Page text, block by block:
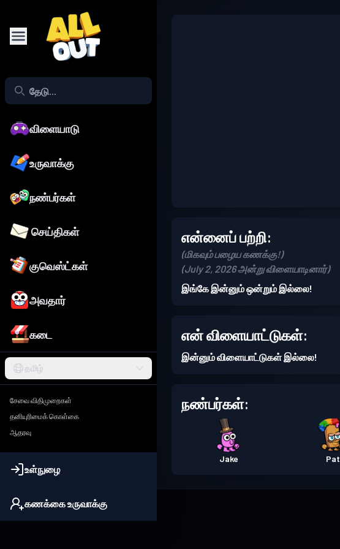
விளையாடு
உருவாக்கு
நண்பர்கள்
செய்திகள்
குவெஸ்ட்கள்
அவதார்
கடை
தமிழ்
சேவை விதிமுறைகள்
தனியுரிமைக் கொள்கை
ஆதரவு
உள்நுழை
கணக்கை உருவாக்கு
என்னைப் பற்றி:
(மிகவும் பழைய கணக்கு!)
(July 2, 2026 அன்று விளையாடினார்)
இங்கே இன்னும் ஒன்றும் இல்லை!
என் விளையாட்டுகள்:
இன்னும் விளையாட்டுகள் இல்லை!
நண்பர்கள்:
Jake Pat